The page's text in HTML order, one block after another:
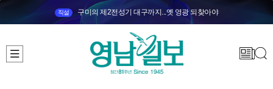
직설 구미의 제2전성기 대구까지...옛 영광 되찾아야